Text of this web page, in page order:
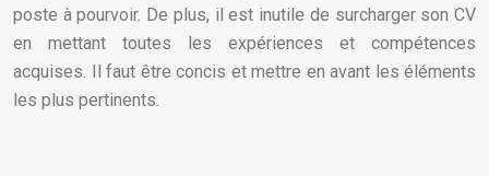
poste à pourvoir. De plus, il est inutile de surcharger son CV
en mettant toutes les expériences et compétences
acquises. Il faut être concis et mettre en avant les éléments
les plus pertinents.